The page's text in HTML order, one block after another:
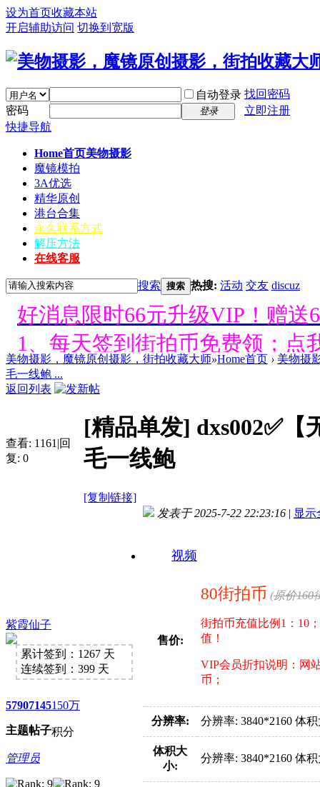
设为首页收藏本站
开启辅助访问 切换到宽版
自动登录 找回密码
密码
登录
立即注册
快捷导航
Home首页美物摄影
魔镜模拍
3A优选
精华原创
港台合集
永久联系方式
解压方法
在线客服
搜索 搜索 热搜: 活动 交友 discuz
好消息限时66元升级VIP！赠
1、每天签到街拍币免费领；点
好消息限时66元升级VIP！赠
1、每天签到街拍币免费领；点
好消息限时66元升级VIP！赠
1、每天签到街拍币免费领；点
好消息限时66元升级VIP！赠
1、每天签到街拍币免费领；点
好消息限时66元升级VIP！赠
1、每天签到街拍币免费领；点
美物摄影，魔镜原创摄影，街拍收藏大师»Home首页 › 美物摄
毛一线鲍 ...
返回列表
查看: 1161 |回
复: 0
[精品单发] dxs002✅
毛一线鲍
[复制链接]
紫霞仙子
累计签到：1267 天
连续签到：399 天
5790
主题
7145
帖子
150万
积分
管理员
发表于 2025-7-22 22:23:16 | 显示
视频
售价:
80街拍币 (原价160
街拍币充值比例1：10
值！
VIP会员折扣说明：网
币；
分辨率: 分辨率: 3840*2160 体
体积大
小:
分辨率: 3840*2160 体